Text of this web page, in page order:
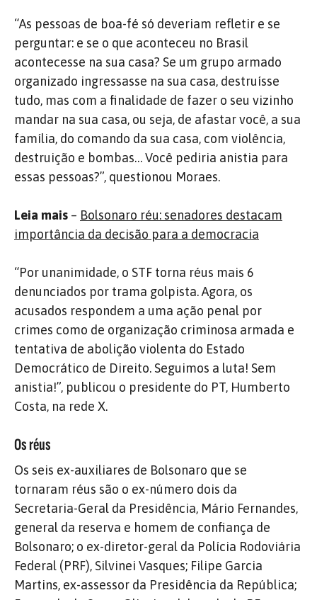
“As pessoas de boa-fé só deveriam refletir e se
perguntar: e se o que aconteceu no Brasil
acontecesse na sua casa? Se um grupo armado
organizado ingressasse na sua casa, destruísse
tudo, mas com a finalidade de fazer o seu vizinho
mandar na sua casa, ou seja, de afastar você, a sua
família, do comando da sua casa, com violência,
destruição e bombas… Você pediria anistia para
essas pessoas?”, questionou Moraes.
Leia mais – Bolsonaro réu: senadores destacam
importância da decisão para a democracia
“Por unanimidade, o STF torna réus mais 6
denunciados por trama golpista. Agora, os
acusados respondem a uma ação penal por
crimes como de organização criminosa armada e
tentativa de abolição violenta do Estado
Democrático de Direito. Seguimos a luta! Sem
anistia!”, publicou o presidente do PT, Humberto
Costa, na rede X.
Os réus
Os seis ex-auxiliares de Bolsonaro que se
tornaram réus são o ex-número dois da
Secretaria-Geral da Presidência, Mário Fernandes,
general da reserva e homem de confiança de
Bolsonaro; o ex-diretor-geral da Polícia Rodoviária
Federal (PRF), Silvinei Vasques; Filipe Garcia
Martins, ex-assessor da Presidência da República;